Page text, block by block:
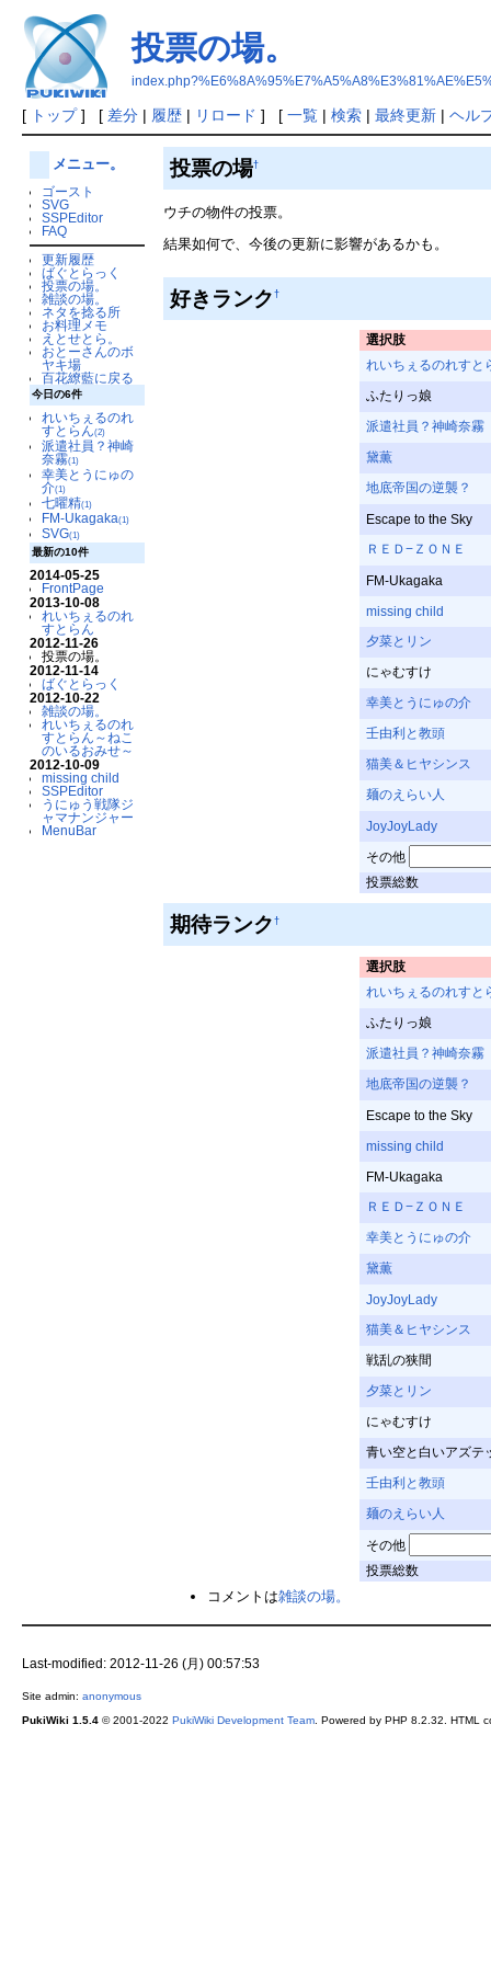
投票の場。
[ トップ] [ 差分| 履歴| リロード ] [ 一覧| 検索| 最終更新| ヘル
メニュー。
ゴースト
SVG
SSPEditor
FAQ
更新履歴
ばぐとらっく
投票の場。
雑談の場。
ネタを捻る所
お料理メモ
えとせとら。
おとーさんのボ
ヤキ場
百花繚藍に戻る
今日の6件
れいちぇるのれ
すとらん(2)
派遣社員？神崎
奈霧(1)
幸美とうにゅの
介(1)
七曜精(1)
FM-Ukagaka(1)
SVG(1)
最新の10件
2014-05-25
FrontPage
2013-10-08
れいちぇるのれ
すとらん
2012-11-26
投票の場。
2012-11-14
ばぐとらっく
2012-10-22
雑談の場。
れいちぇるのれ
すとらん～ねこ
のいるおみせ～
2012-10-09
missing child
SSPEditor
うにゅう戦隊ジ
ャマナンジャー
MenuBar
投票の場†
ウチの物件の投票。
結果如何で、今後の更新に影響があるかも。
好きランク †
選択肢
れいちぇるのれすと
ふたりっ娘
派遣社員？神崎奈霧
黛薫
地底帝国の逆襲？
Escape to the Sky
ＲＥＤ−ＺＯＮＥ
FM-Ukagaka
missing child
夕菜とリン
にゃむすけ
幸美とうにゅの介
壬由利と教頭
猫美＆ヒヤシンス
麺のえらい人
JoyJoyLady
その他
投票総数
期待ランク †
選択肢
れいちぇるのれすと
ふたりっ娘
派遣社員？神崎奈霧
地底帝国の逆襲？
Escape to the Sky
missing child
FM-Ukagaka
ＲＥＤ−ＺＯＮＥ
幸美とうにゅの介
黛薫
JoyJoyLady
猫美＆ヒヤシンス
戦乱の狭間
夕菜とリン
にゃむすけ
青い空と白いアズテ
壬由利と教頭
麺のえらい人
その他
投票総数
コメントは雑談の場。
Last-modified: 2012-11-26 (月) 00:57:53
Site admin: anonymous
PukiWiki 1.5.4© 2001-2022 PukiWiki Development Team. Powered by PHP 8.2.32. HTML